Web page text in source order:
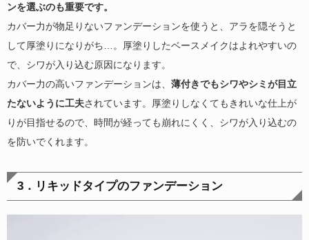
ンを選ぶのも重要です。
カバー力が物足りないファンデーションを使うと、アラを隠そうと
して厚塗りになりがち…。厚塗りしたベースメイクはよれやすいの
で、シワが入り込む原因になります。
カバー力の高いファンデーションは、 薄付きでもシワやシミが目立
たないように工夫されています。厚塗りしなくてもきれいな仕上が
りが目指せるので、時間が経っても崩れにくく、シワが入り込むの
を防いでくれます。
3．リキッドタイプのファンデーション